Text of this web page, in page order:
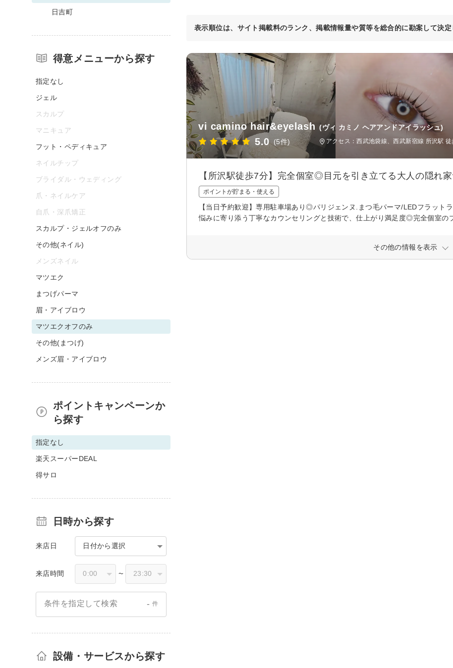
表示順位は、サイト掲載料のランク、掲載情報量や質等を総合的に勘案して決定
vi camino hair&eyelash (ヴィ カミノ ヘアアンドアイラッシュ)
5.0 (5件) アクセス：西武池袋線、西武新宿線 所沢駅
【所沢駅徒歩7分】完全個室◎目元を引き立てる大人の隠れ
ポイントが貯まる・使える
【当日予約歓迎】専用駐車場あり◎パリジェンヌ.まつ毛パーマ/LEDフラット
悩みに寄り添う丁寧なカウンセリングと技術で、仕上がり満足度◎完全個室の
その他の情報を表示
日吉町
得意メニューから探す
指定なし
ジェル
スカルプ
マニキュア
フット・ペディキュア
ネイルチップ
ブライダル・ウェディング
爪・ネイルケア
自爪・深爪矯正
スカルプ・ジェルオフのみ
その他(ネイル)
メンズネイル
マツエク
まつげパーマ
眉・アイブロウ
マツエクオフのみ
その他(まつげ)
メンズ眉・アイブロウ
ポイントキャンペーンか
ら探す
指定なし
楽天スーパーDEAL
得サロ
日時から探す
来店日 日付から選択
来店時間 〜
条件を指定して検索 - 件
設備・サービスから探す